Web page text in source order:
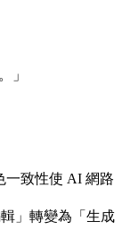
」
一致性使 AI 網路
」轉變為「生成